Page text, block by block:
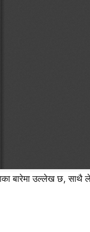
बारेमा उल्लेख छ,